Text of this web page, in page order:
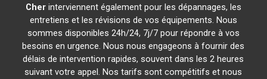
Cherinterviennent également pour les dépannages, les
entretiens et les révisions de vos équipements. Nous
sommes disponibles 24h/24, 7j/7 pour répondre à vos
besoins en urgence. Nous nous engageons à fournir des
délais de intervention rapides, souvent dans les 2 heures
suivant votre appel. Nos tarifs sont compétitifs et nous